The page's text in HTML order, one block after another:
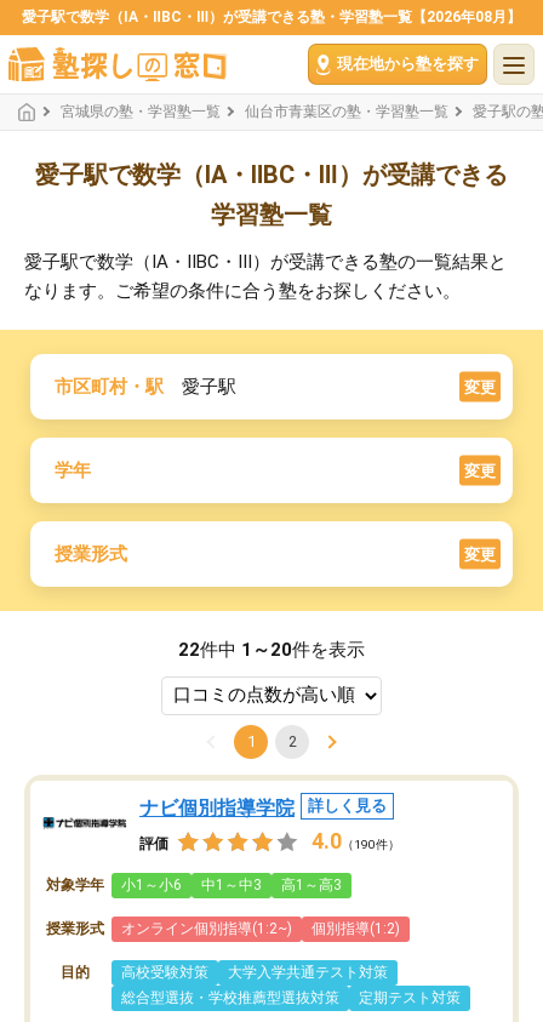
愛子駅で数学（ⅠA・ⅡBC・Ⅲ）が受講できる塾・学習塾一覧【2026年08月】
現在地から塾を探す
宮城県の塾・学習塾一覧 仙台市青葉区の塾・学習塾一覧 愛子駅の
愛子駅で数学（ⅠA・ⅡBC・Ⅲ）が受講できる
学習塾一覧
愛子駅で数学（ⅠA・ⅡBC・Ⅲ）が受講できる塾の一覧結果と
なります。ご希望の条件に合う塾をお探しください。
市区町村・駅 愛子駅 変更
学年 変更
授業形式 変更
22件中 1～20件を表示
1 2
ナビ個別指導学院 詳しく見る
評価 4.0 （190件）
対象学年 小1～小6 中1～中3 高1～高3
授業形式 オンライン個別指導(1:2~) 個別指導(1:2)
目的 高校受験対策
大学入学共通テスト対策
総合型選抜・学校推薦型選抜対策
定期テスト対策